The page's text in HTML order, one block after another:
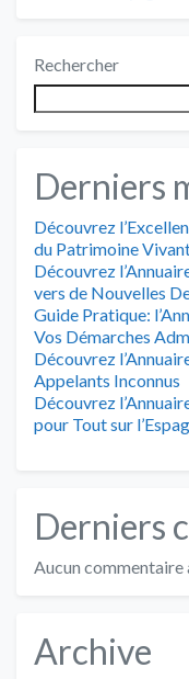
Rechercher
Derniers
Découvrez
du Patrimoine
Découvrez
vers de Nouvelles
Guide Pratique:
Vos Démarches
Découvrez
Appelants Inconnus
Découvrez
pour Tout sur
Derniers
Aucun commentaire
Archive